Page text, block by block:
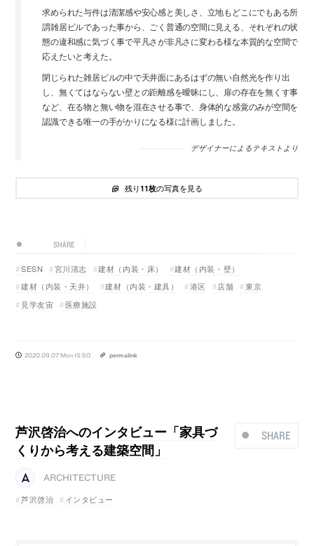
求められた与件は清潔感や安心感と美しさ、立地もどこにでもある所
謂雑居ビルであった事から、ごく普通の空間に見える、それぞれの状
態の違和感に気づく事で平凡さが非凡さに変わる様な本質的な空間で
応えたいと考えた。
閉じられた雑居ビルの中で天井面にあるはずの無い自然光を作り出
し、無くてはならない壁との距離感を曖昧にし、扉の存在を無くす事
など、在る物と無い物を混在させる事で、身体的な感覚のみが空間を
認識できる唯一の手がかりになる様に計画しました。
デザイナーによるテキストより
残り11枚の写真を見る
SHARE
SESN 宮川清志 建材（内装・床）
建材（内装・壁）
建材（内装・天井）
建材（内装・建具） 港区 店舗
東京
見学友宙
医療施設
2020.09.07 Mon 15:50 permalink
SHARE
芦沢啓治へのインタビュー「家具づ
くりから考える建築空間」
ARCHITECTURE
芦沢啓治
インタビュー